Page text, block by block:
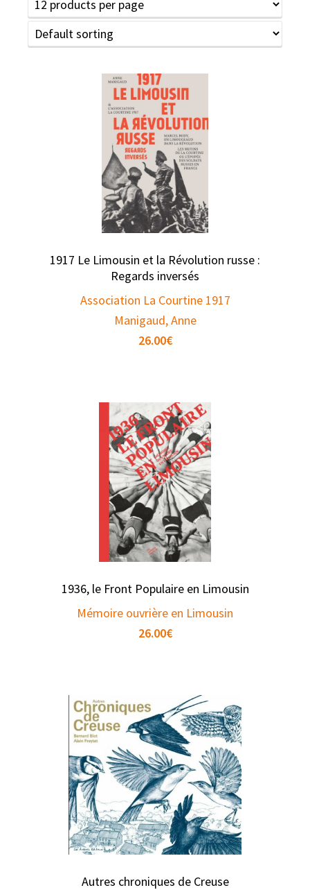
1917 Le Limousin et la Révolution russe :
Regards inversés
Association La Courtine 1917
Manigaud, Anne
26.00€
1936, le Front Populaire en Limousin
Mémoire ouvrière en Limousin
26.00€
Autres chroniques de Creuse